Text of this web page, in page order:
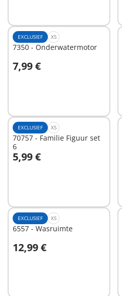
EXCLUSIEF XS
7350 - Onderwatermotor
7,99 €
In winkelwagen
EXCLUSIEF XS
70757 - Familie Figuur set
6
5,99 €
In winkelwagen
EXCLUSIEF XS
6557 - Wasruimte
12,99 €
In winkelwagen